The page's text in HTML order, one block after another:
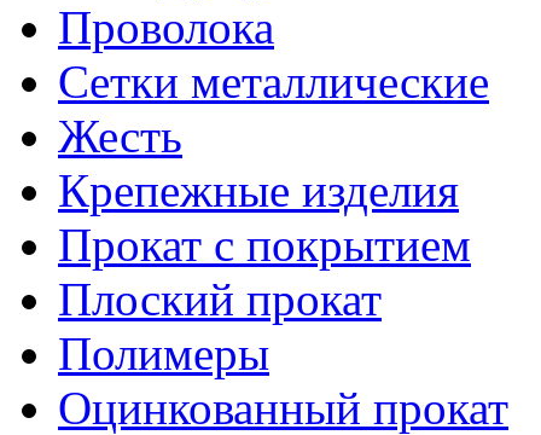
Проволока
Сетки металлические
Жесть
Крепежные изделия
Прокат с покрытием
Плоский прокат
Полимеры
Оцинкованный прокат